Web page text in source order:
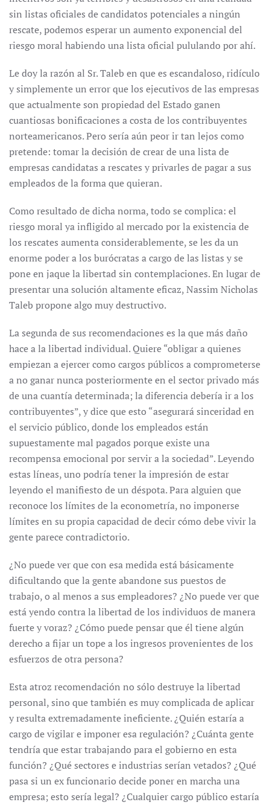
sin listas oficiales de candidatos potenciales a ningún
rescate, podemos esperar un aumento exponencial del
riesgo moral habiendo una lista oficial pululando por ahí.
Le doy la razón al Sr. Taleb en que es escandaloso, ridículo
y simplemente un error que los ejecutivos de las empresas
que actualmente son propiedad del Estado ganen
cuantiosas bonificaciones a costa de los contribuyentes
norteamericanos. Pero sería aún peor ir tan lejos como
pretende: tomar la decisión de crear de una lista de
empresas candidatas a rescates y privarles de pagar a sus
empleados de la forma que quieran.
Como resultado de dicha norma, todo se complica: el
riesgo moral ya infligido al mercado por la existencia de
los rescates aumenta considerablemente, se les da un
enorme poder a los burócratas a cargo de las listas y se
pone en jaque la libertad sin contemplaciones. En lugar de
presentar una solución altamente eficaz, Nassim Nicholas
Taleb propone algo muy destructivo.
La segunda de sus recomendaciones es la que más daño
hace a la libertad individual. Quiere “obligar a quienes
empiezan a ejercer como cargos públicos a comprometerse
a no ganar nunca posteriormente en el sector privado más
de una cuantía determinada; la diferencia debería ir a los
contribuyentes”, y dice que esto “asegurará sinceridad en
el servicio público, donde los empleados están
supuestamente mal pagados porque existe una
recompensa emocional por servir a la sociedad”. Leyendo
estas líneas, uno podría tener la impresión de estar
leyendo el manifiesto de un déspota. Para alguien que
reconoce los límites de la econometría, no imponerse
límites en su propia capacidad de decir cómo debe vivir la
gente parece contradictorio.
¿No puede ver que con esa medida está básicamente
dificultando que la gente abandone sus puestos de
trabajo, o al menos a sus empleadores? ¿No puede ver que
está yendo contra la libertad de los individuos de manera
fuerte y voraz? ¿Cómo puede pensar que él tiene algún
derecho a fijar un tope a los ingresos provenientes de los
esfuerzos de otra persona?
Esta atroz recomendación no sólo destruye la libertad
personal, sino que también es muy complicada de aplicar
y resulta extremadamente ineficiente. ¿Quién estaría a
cargo de vigilar e imponer esa regulación? ¿Cuánta gente
tendría que estar trabajando para el gobierno en esta
función? ¿Qué sectores e industrias serían vetados? ¿Qué
pasa si un ex funcionario decide poner en marcha una
empresa; esto sería legal? ¿Cualquier cargo público estaría